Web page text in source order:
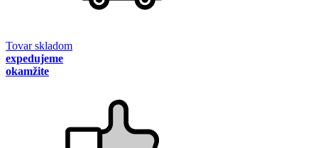
Tovar skladom
expedujeme
okamžite